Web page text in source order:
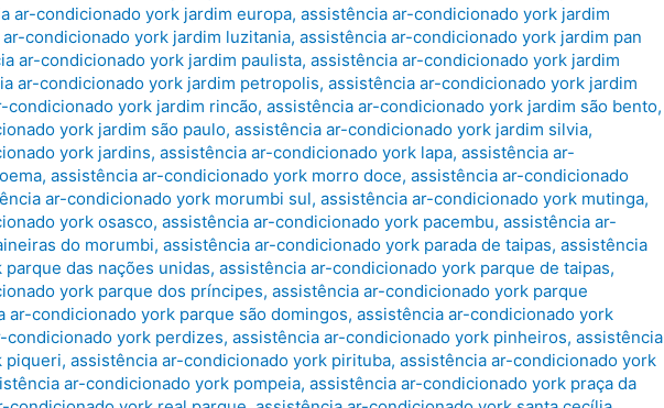
ar-condicionado york jardim europa, assistência ar-condicionado york jardim
condicionado york jardim luzitania, assistência ar-condicionado york jardim pan
ar-condicionado york jardim paulista, assistência ar-condicionado york jardim
ar-condicionado york jardim petropolis, assistência ar-condicionado york jardim
condicionado york jardim rincão, assistência ar-condicionado york jardim são bento,
york jardim são paulo, assistência ar-condicionado york jardim silvia,
york jardins, assistência ar-condicionado york lapa, assistência ar-
, assistência ar-condicionado york morro doce, assistência ar-condicionado
ar-condicionado york morumbi sul, assistência ar-condicionado york mutinga,
york osasco, assistência ar-condicionado york pacembu, assistência ar-
do morumbi, assistência ar-condicionado york parada de taipas, assistência
das nações unidas, assistência ar-condicionado york parque de taipas,
york parque dos príncipes, assistência ar-condicionado york parque
ar-condicionado york parque são domingos, assistência ar-condicionado york
condicionado york perdizes, assistência ar-condicionado york pinheiros, assistência
piqueri, assistência ar-condicionado york pirituba, assistência ar-condicionado york
ar-condicionado york pompeia, assistência ar-condicionado york praça da